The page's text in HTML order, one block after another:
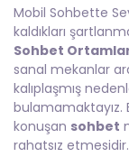
Mobil Sohbette
kaldıkları
Sohbet
sanal mekanlar
kalıplaşmış
bulamamaktayız.
konuşan sohbet
rahatsız etmesidir.